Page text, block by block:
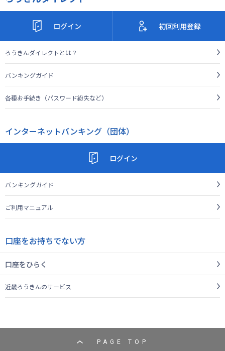
ログイン 初回利用登録
ろうきんダイレクトとは？
バンキングガイド
各種お手続き（パスワード紛失など）
インターネットバンキング（団体）
ログイン
バンキングガイド
ご利用マニュアル
口座をお持ちでない方
口座をひらく
近畿ろうきんのサービス
PAGE TOP